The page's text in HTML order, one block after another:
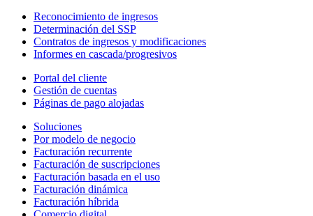
Reconocimiento de ingresos
Determinación del SSP
Contratos de ingresos y modificaciones
Informes en cascada/progresivos
Portal del cliente
Gestión de cuentas
Páginas de pago alojadas
Soluciones
Por modelo de negocio
Facturación recurrente
Facturación de suscripciones
Facturación basada en el uso
Facturación dinámica
Facturación híbrida